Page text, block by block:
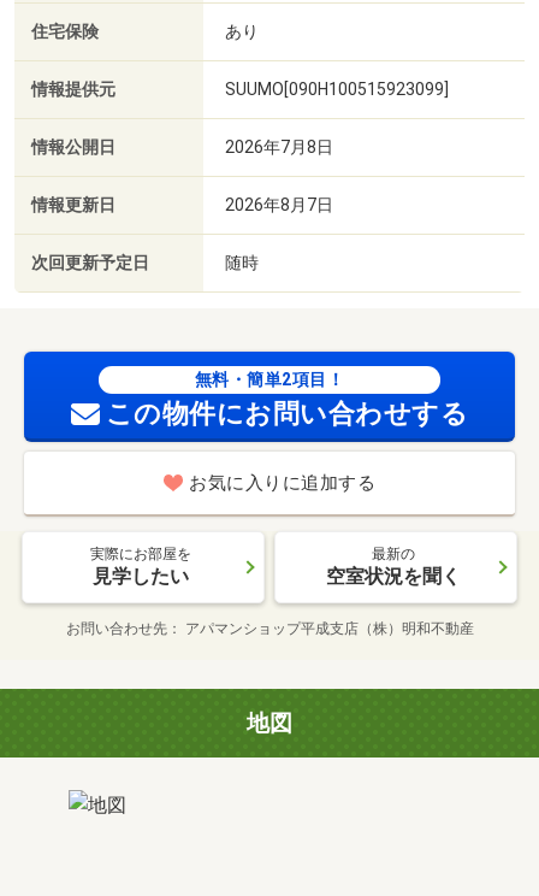
住宅保険 あり
情報提供元 SUUMO[090H100515923099]
情報公開日 2026年7月8日
情報更新日 2026年8月7日
次回更新予定日 随時
無料・簡単2項目！
この物件にお問い合わせする
お気に入りに追加する
実際にお部屋を
見学したい
最新の
空室状況を聞く
お問い合わせ先 アパマンショップ平成支店（株）明和不動産
地図